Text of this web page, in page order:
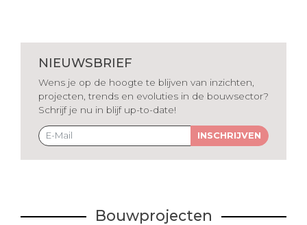
NIEUWSBRIEF
Wens je op de hoogte te blijven van inzichten,
projecten, trends en evoluties in de bouwsector?
Schrijf je nu in blijf up-to-date!
INSCHRIJVEN
Bouwprojecten